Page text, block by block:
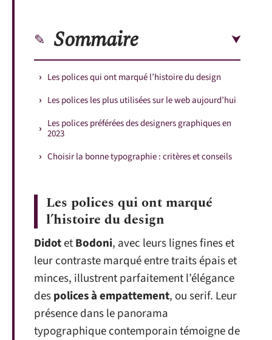
Sommaire
Les polices qui ont marqué l’histoire du design
Les polices les plus utilisées sur le web aujourd’hui
Les polices préférées des designers graphiques en
2023
Choisir la bonne typographie : critères et conseils
Les polices qui ont marqué
l’histoire du design
DidotetBodoni, avec leurs lignes fines et
leur contraste marqué entre traits épais et
minces, illustrent parfaitement l’élégance
despolices à empattement, ou serif. Leur
présence dans le panorama
typographique contemporain témoigne de